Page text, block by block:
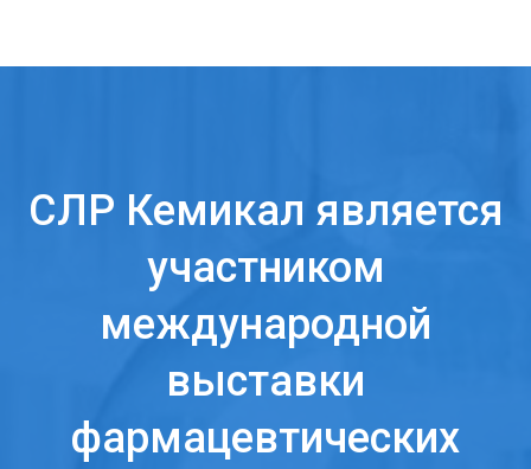
СЛР Кемикал является
участником
международной
выставки
фармацевтических